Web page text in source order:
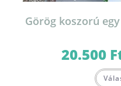
Görög koszorú
20.500